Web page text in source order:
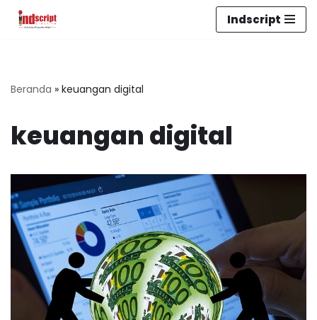
Indscript
Beranda » keuangan digital
keuangan digital